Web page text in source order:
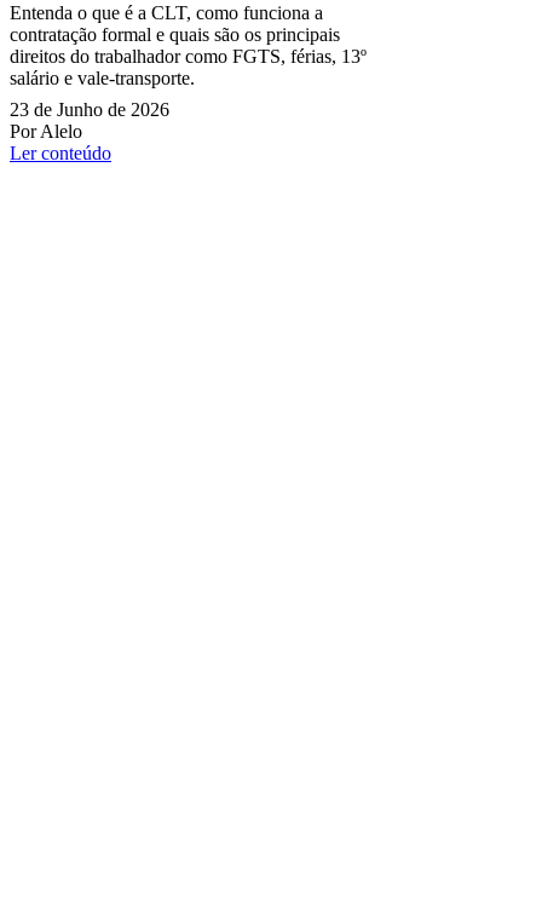
Entenda o que é a CLT, como funciona a
contratação formal e quais são os principais
direitos do trabalhador como FGTS, férias, 13º
salário e vale-transporte.
23 de Junho de 2026
Por Alelo
Ler conteúdo